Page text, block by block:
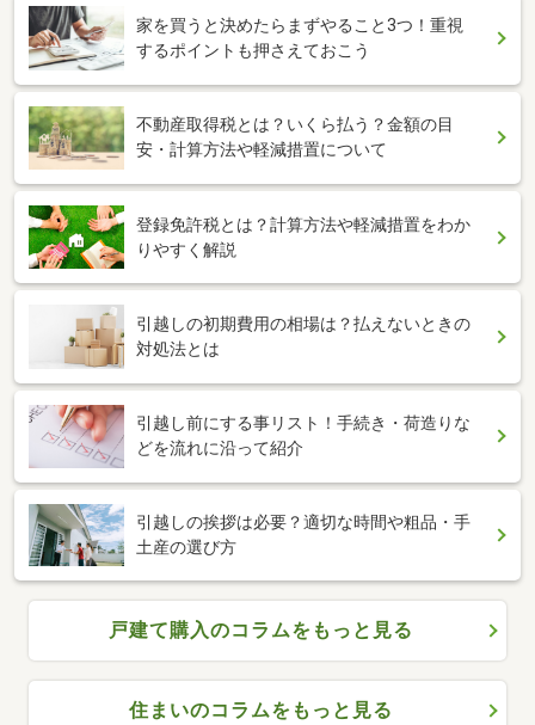
家を買うと決めたらまずやること3つ！重視
するポイントも押さえておこう
不動産取得税とは？いくら払う？金額の目
安・計算方法や軽減措置について
登録免許税とは？計算方法や軽減措置をわか
りやすく解説
引越しの初期費用の相場は？払えないときの
対処法とは
引越し前にする事リスト！手続き・荷造りな
どを流れに沿って紹介
引越しの挨拶は必要？適切な時間や粗品・手
土産の選び方
戸建て購入のコラムをもっと見る
住まいのコラムをもっと見る